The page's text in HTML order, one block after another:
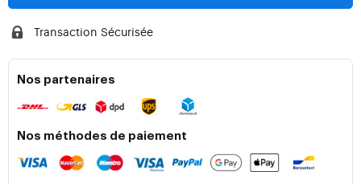
Transaction Sécurisée
Nos partenaires
Nos méthodes de paiement